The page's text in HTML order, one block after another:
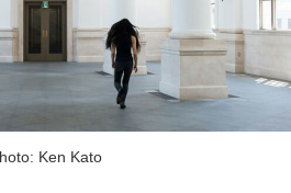
Ken Kato